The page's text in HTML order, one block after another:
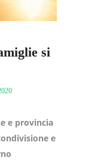
si
e provincia
e